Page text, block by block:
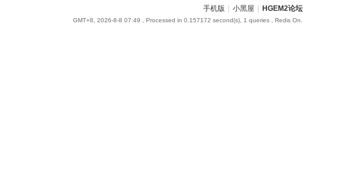
手机版 小黑屋 HGEM2论坛
GMT+8, 2026-8-8 07:49 , Processed in 0.157172 second(s), 1 queries , Redis On.